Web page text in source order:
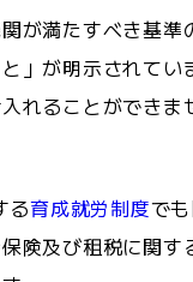
が満たすべき基
」が明示されて
れることができ
る育成就労制度で
険及び租税に関